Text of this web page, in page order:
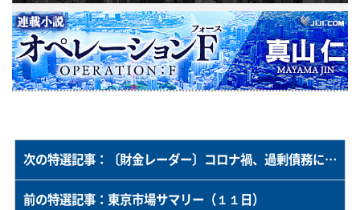
次の特選記事：〔財金レーダー〕コロナ禍、過剰債務に懸念＝官民ファンド資金拡充、再編主導も
前の特選記事：東京市場サマリー（１１日）